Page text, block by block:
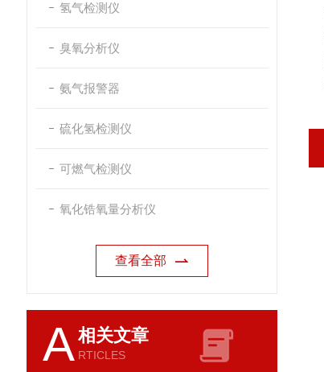
氢气检测仪
臭氧分析仪
氨气报警器
硫化氢检测仪
可燃气检测仪
氧化锆氧量分析仪
查看全部
A相关文章
RTICLES